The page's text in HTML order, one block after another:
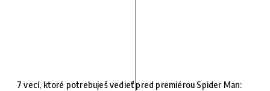
7 vecí, ktoré potrebuješ vedieť pred premiérou Spider Man: